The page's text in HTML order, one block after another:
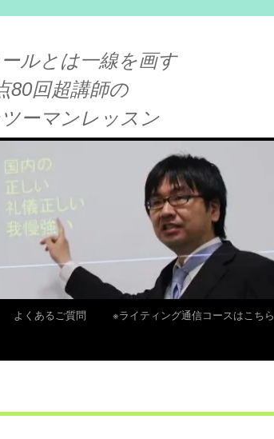
ルとは一線を画す
80回超講師の
ーマンレッスン
よくあるご質問
※ライティング通信コースはこちら